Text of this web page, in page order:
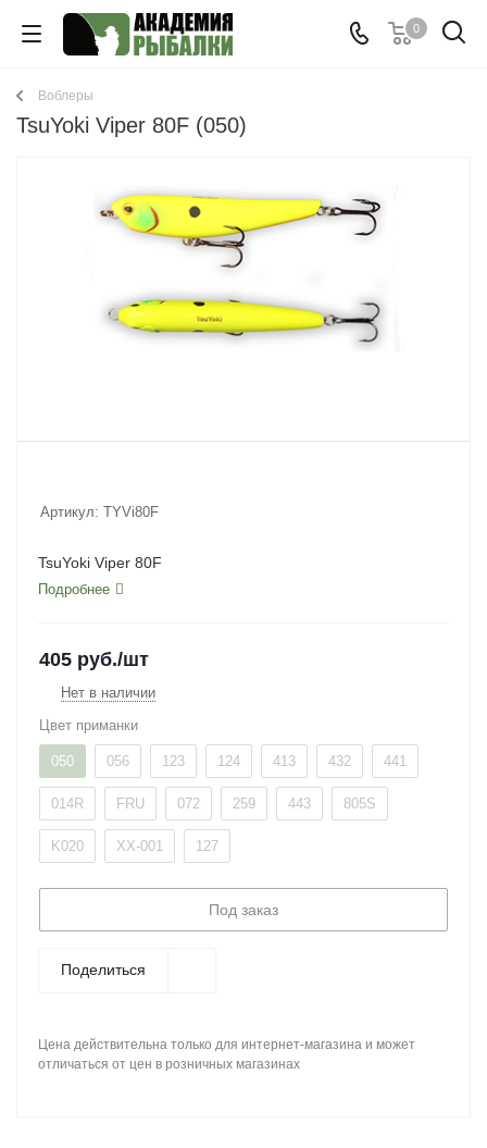
0
Воблеры
TsuYoki Viper 80F (050)
Артикул: TYVi80F
TsuYoki Viper 80F
Подробнее
405 руб./шт
Нет в наличии
Цвет приманки
050 056 123 124 413 432 441
014R FRU 072 259 443 805S
K020 XX-001 127
Под заказ
Поделиться
Цена действительна только для интернет-магазина и может
отличаться от цен в розничных магазинах